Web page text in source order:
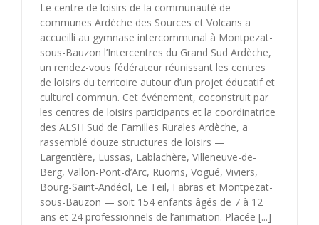
Le centre de loisirs de la communauté de
communes Ardèche des Sources et Volcans a
accueilli au gymnase intercommunal à Montpezat-
sous-Bauzon l’Intercentres du Grand Sud Ardèche,
un rendez-vous fédérateur réunissant les centres
de loisirs du territoire autour d’un projet éducatif et
culturel commun. Cet événement, coconstruit par
les centres de loisirs participants et la coordinatrice
des ALSH Sud de Familles Rurales Ardèche, a
rassemblé douze structures de loisirs —
Largentière, Lussas, Lablachère, Villeneuve-de-
Berg, Vallon-Pont-d’Arc, Ruoms, Vogüé, Viviers,
Bourg-Saint-Andéol, Le Teil, Fabras et Montpezat-
sous-Bauzon — soit 154 enfants âgés de 7 à 12
ans et 24 professionnels de l’animation. Placée [...]